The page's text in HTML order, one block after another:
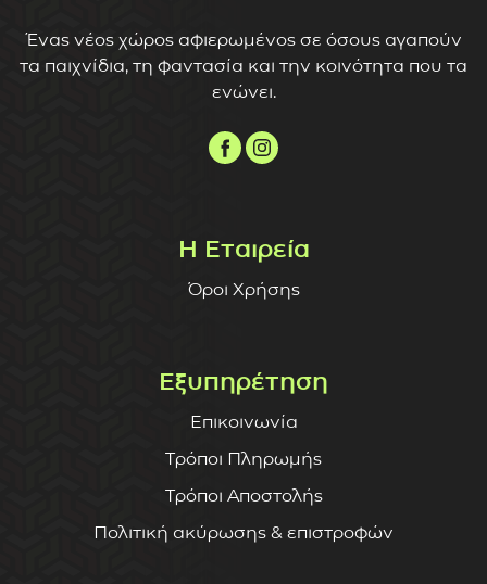
Ένας νέος χώρος αφιερωμένος σε όσους αγαπούν
τα παιχνίδια, τη φαντασία και την κοινότητα που τα
ενώνει.
Η Εταιρεία
Όροι Χρήσης
Εξυπηρέτηση
Επικοινωνία
Τρόποι Πληρωμής
Τρόποι Αποστολής
Πολιτική ακύρωσης & επιστροφών